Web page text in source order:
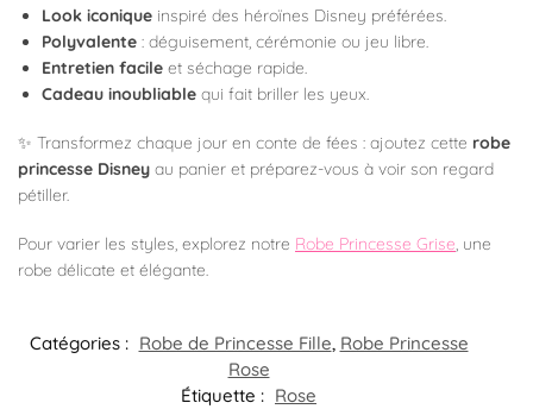
Look iconique inspiré des héroïnes Disney préférées.
Polyvalente : déguisement, cérémonie ou jeu libre.
Entretien facile et séchage rapide.
Cadeau inoubliable qui fait briller les yeux.
✨ Transformez chaque jour en conte de fées : ajoutez cette robe
princesse Disney au panier et préparez-vous à voir son regard
pétiller.
Pour varier les styles, explorez notre Robe Princesse Grise , une
robe délicate et élégante.
Catégories : Robe de Princesse Fille, Robe Princesse
Rose
Étiquette : Rose